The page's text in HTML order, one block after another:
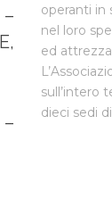
operanti in
nel loro
ed
sull’intero
dieci sedi